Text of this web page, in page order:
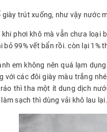
giày trút xuống, như vậy nước
khi phơi khô mà vẫn chưa loại
99% vết bẩn rồi. còn lại 1%
em không nên quá lạm
với các đôi giày màu trắng
thì tha một ít dung dịch
sạch thì dùng vải khô lau lại.